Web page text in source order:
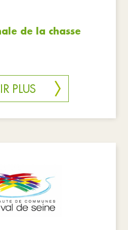
de la chasse
PLUS